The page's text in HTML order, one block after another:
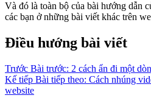
Và đó là toàn bộ của bài hướng dẫn
các bạn ở những bài viết khác trên
Điều hướng bài viết
Trước Bài trước: 2 cách ẩn đi một
Kế tiếp Bài tiếp theo: Cách nhúng
website